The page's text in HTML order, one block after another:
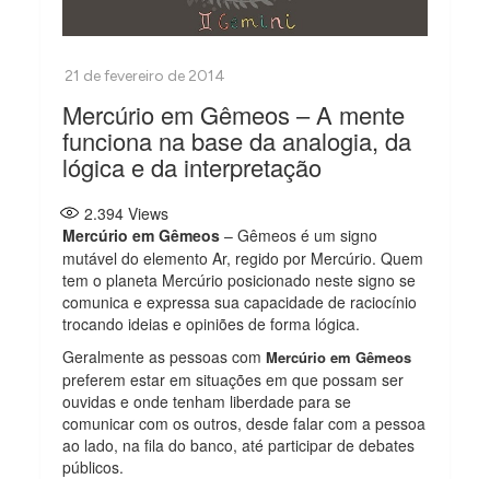
Mercúrio em Gêmeos – A mente
funciona na base da analogia, da
lógica e da interpretação
2.394 Views
Mercúrio em Gêmeos – Gêmeos é um signo
mutável do elemento Ar, regido por Mercúrio. Quem
tem o planeta Mercúrio posicionado neste signo se
comunica e expressa sua capacidade de raciocínio
trocando ideias e opiniões de forma lógica.
Geralmente as pessoas comMercúrio em Gêmeos
preferem estar em situações em que possam ser
ouvidas e onde tenham liberdade para se
comunicar com os outros, desde falar com a pessoa
ao lado, na fila do banco, até participar de debates
públicos.